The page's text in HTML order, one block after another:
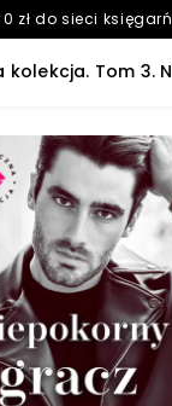
zł do sieci księgarń